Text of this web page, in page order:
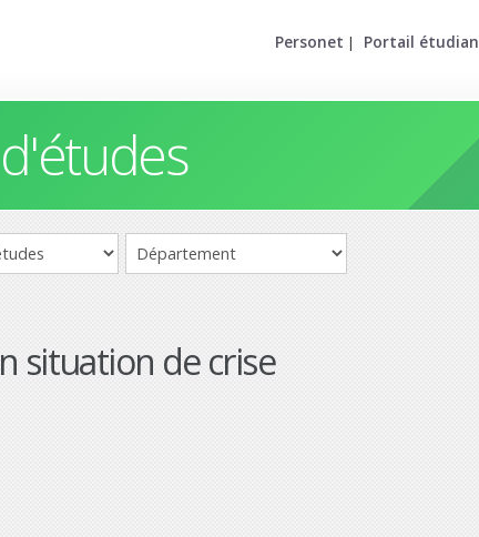
Personet | Portail
situation de crise